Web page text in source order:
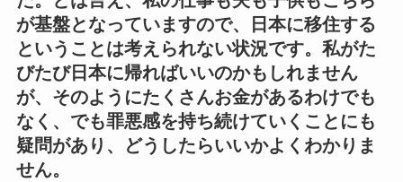
が基盤となっていますので、日本に移住する
ということは考えられない状況です。私がた
びたび日本に帰ればいいのかもしれません
が、そのようにたくさんお金があるわけでも
なく、でも罪悪感を持ち続けていくことにも
疑問があり、どうしたらいいかよくわかりま
せん。